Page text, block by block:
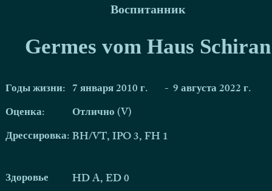
Воспитанник
Germes vom Haus Schiran
Годы жизни: 7 января 2010 г. - 9 августа 2022 г.
Оценка:
Отлично (V)
Дрессировка:BH/VT, IPO 3, FH 1
Здоровье
HD A, ED 0